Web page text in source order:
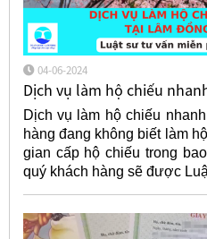
04-06-2024
Dịch vụ làm hộ chiếu
Dịch vụ làm hộ chiếu
hàng đang không biết làm
gian cấp hộ chiếu trong
quý khách hàng sẽ được